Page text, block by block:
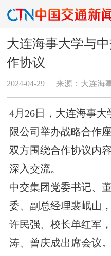
大连海事大学与
作协议
2024-04-29 来源：大连海
4月26日，大连海事
限公司举办战略合作座
双方围绕合作协议内
深入交流。
中交集团党委书记、
委、副总经理裴岷山
许民强、校长单红军
涛、曾庆成出席会议。